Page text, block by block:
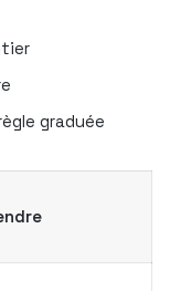
graduée